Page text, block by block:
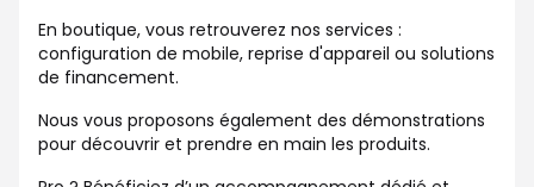
En boutique, vous retrouverez nos services :
configuration de mobile, reprise d'appareil ou solutions
de financement.
Nous vous proposons également des démonstrations
pour découvrir et prendre en main les produits.